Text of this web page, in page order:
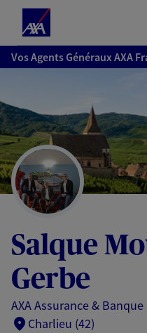
Vos Agents Généraux AXA
Salque
Gerbe
AXA Assurance & Banque
Charlieu (42)